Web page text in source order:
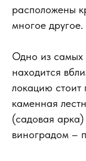
расположены
многое другое.
Одно из самых
находится
локацию стоит
каменная
(садовая
виноградом –